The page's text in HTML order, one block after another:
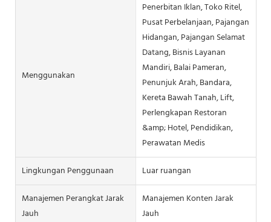
Menggunakan
Penerbitan Iklan, Toko Ritel,
Pusat Perbelanjaan, Pajangan
Hidangan, Pajangan Selamat
Datang, Bisnis Layanan
Mandiri, Balai Pameran,
Penunjuk Arah, Bandara,
Kereta Bawah Tanah, Lift,
Perlengkapan Restoran
&amp; Hotel, Pendidikan,
Perawatan Medis
Lingkungan Penggunaan
Luar ruangan
Manajemen Perangkat Jarak
Jauh
Manajemen Konten Jarak
Jauh